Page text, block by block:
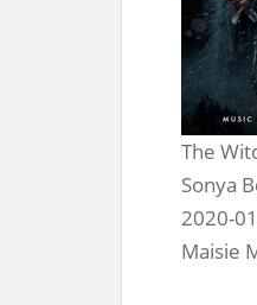
The
Sonya
2020-
Maisie